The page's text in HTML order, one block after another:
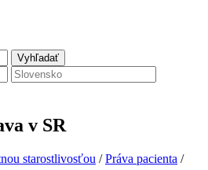
v SR
starostlivosťou /Práva pacienta /